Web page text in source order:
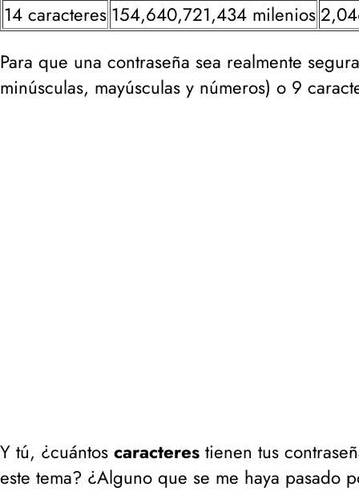
14 caracteres 154,640,721,434 milenios
Para que una contraseña sea realmente
minúsculas, mayúsculas y números) o 9
Y tú, ¿cuántos caracteres tienen tus
este tema? ¿Alguno que se me haya pasado